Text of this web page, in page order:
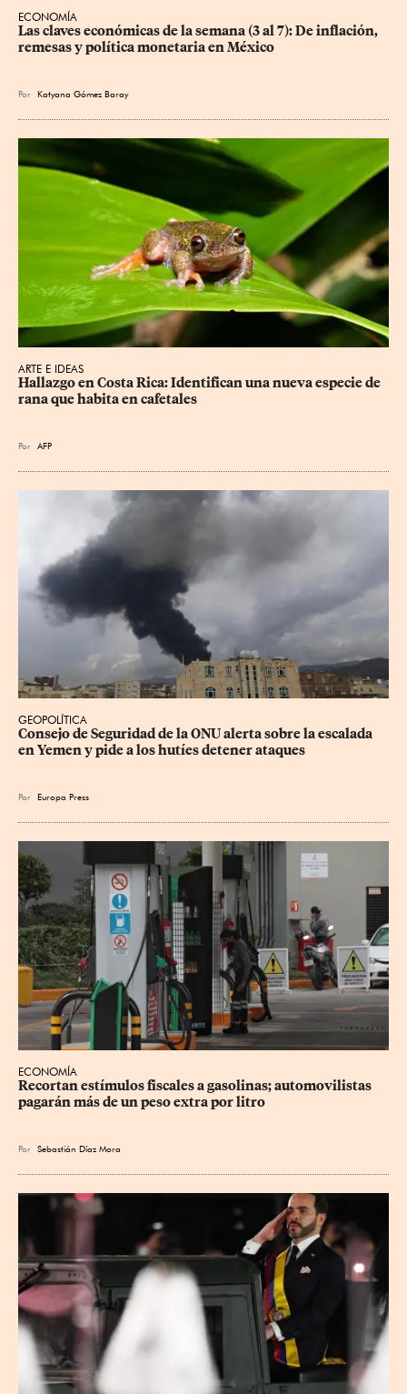
ECONOMÍA
Las claves económicas de la semana (3 al 7): De inflación,
remesas y política monetaria en México
Por Katyana Gómez Baray
ARTE E IDEAS
Hallazgo en Costa Rica: Identifican una nueva especie de
rana que habita en cafetales
Por AFP
GEOPOLÍTICA
Consejo de Seguridad de la ONU alerta sobre la escalada
en Yemen y pide a los hutíes detener ataques
Por Europa Press
ECONOMÍA
Recortan estímulos fiscales a gasolinas; automovilistas
pagarán más de un peso extra por litro
Por Sebastián Díaz Mora